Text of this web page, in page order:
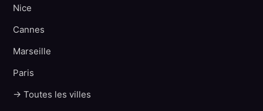
Nice
Cannes
Marseille
Paris
→ Toutes les villes